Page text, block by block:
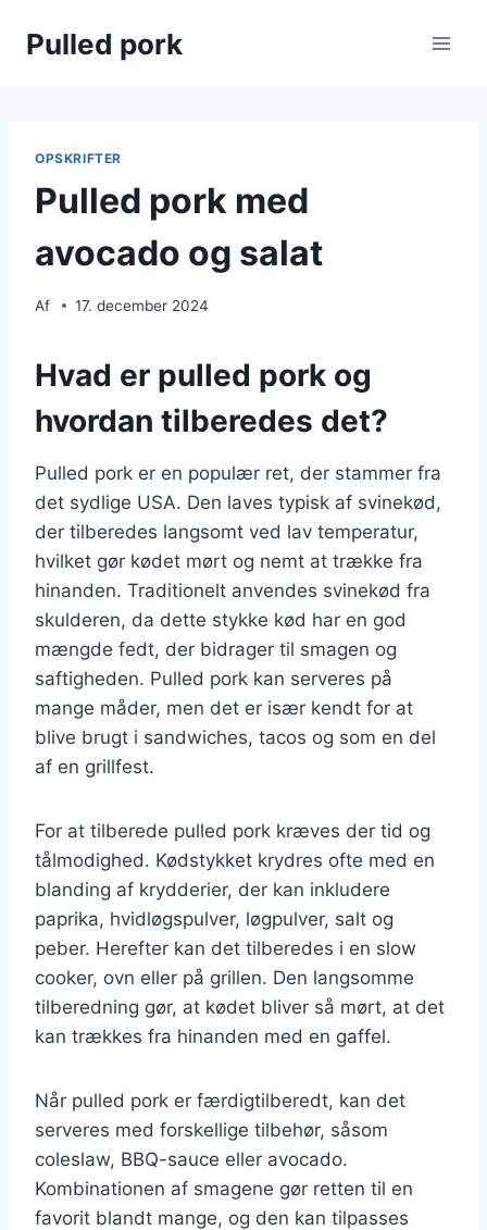
Pulled pork
OPSKRIFTER
Pulled pork med
avocado og salat
Af 17. december 2024
Hvad er pulled pork og
hvordan tilberedes det?
Pulled pork er en populær ret, der stammer fra
det sydlige USA. Den laves typisk af svinekød,
der tilberedes langsomt ved lav temperatur,
hvilket gør kødet mørt og nemt at trække fra
hinanden. Traditionelt anvendes svinekød fra
skulderen, da dette stykke kød har en god
mængde fedt, der bidrager til smagen og
saftigheden. Pulled pork kan serveres på
mange måder, men det er især kendt for at
blive brugt i sandwiches, tacos og som en del
af en grillfest.
For at tilberede pulled pork kræves der tid og
tålmodighed. Kødstykket krydres ofte med en
blanding af krydderier, der kan inkludere
paprika, hvidløgspulver, løgpulver, salt og
peber. Herefter kan det tilberedes i en slow
cooker, ovn eller på grillen. Den langsomme
tilberedning gør, at kødet bliver så mørt, at det
kan trækkes fra hinanden med en gaffel.
Når pulled pork er færdigtilberedt, kan det
serveres med forskellige tilbehør, såsom
coleslaw, BBQ-sauce eller avocado.
Kombinationen af smagene gør retten til en
favorit blandt mange, og den kan tilpasses